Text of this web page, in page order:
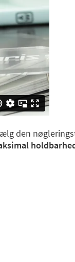
den